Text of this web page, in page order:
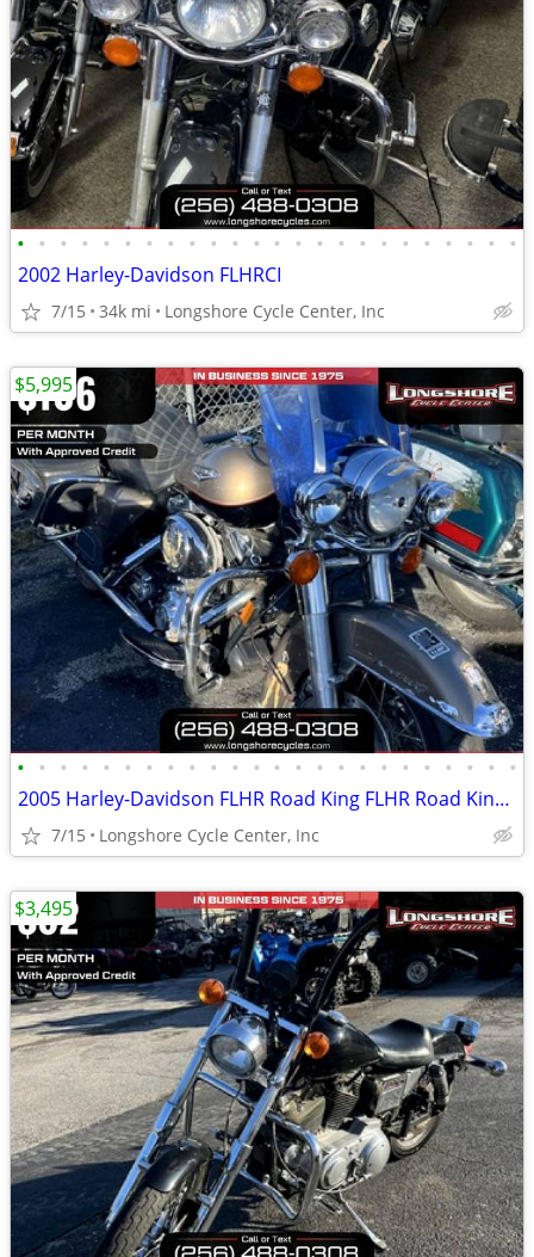
• • • • • • • • • • • • • • • • • • • • • • • •
2002 Harley-Davidson FLHRCI
7/15 34k mi Longshore Cycle Center, Inc
• • • • • • • • • • • • • • • • • • • • • • • •
2005 Harley-Davidson FLHR Road King FLHR Road King FLHR - Road King
7/15 Longshore Cycle Center, Inc
$5,995
$3,495